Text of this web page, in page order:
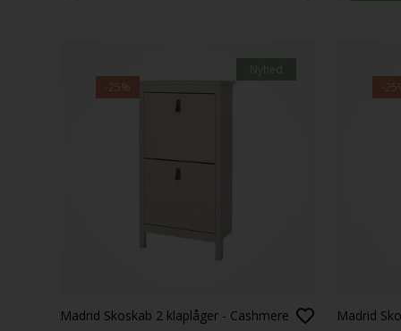
-25%
Madrid Skoskab 2 klaplåger - Cashmere
-
Madrid